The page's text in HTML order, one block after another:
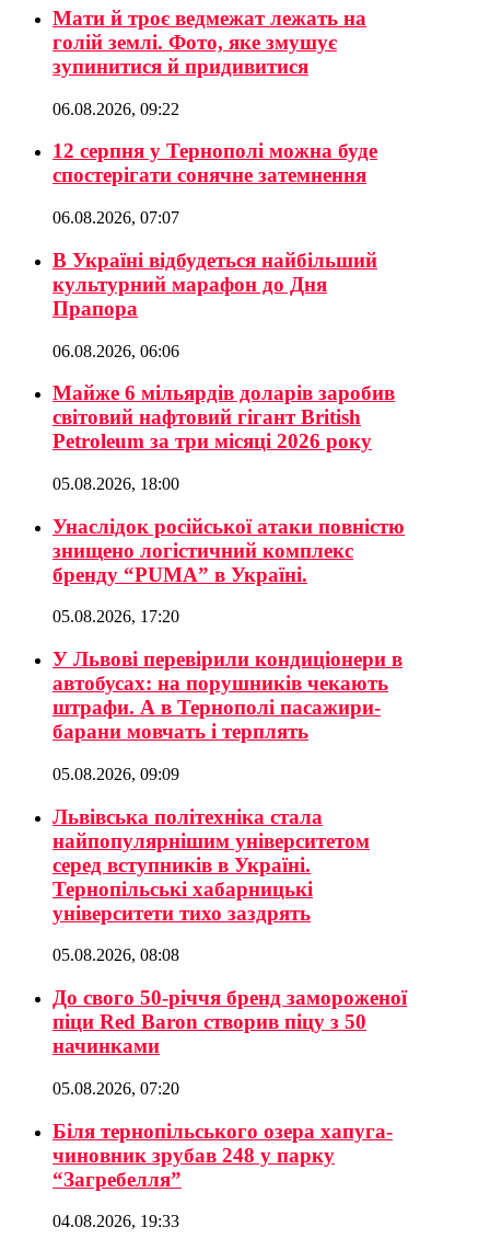
Мати й троє ведмежат лежать на
голій землі. Фото, яке змушує
зупинитися й придивитися
06.08.2026, 09:22
12 серпня у Тернополі можна буде
спостерігати сонячне затемнення
06.08.2026, 07:07
В Україні відбудеться найбільший
культурний марафон до Дня
Прапора
06.08.2026, 06:06
Майже 6 мільярдів доларів заробив
світовий нафтовий гігант British
Petroleum за три місяці 2026 року
05.08.2026, 18:00
Унаслідок російської атаки повністю
знищено логістичний комплекс
бренду “PUMA” в Україні.
05.08.2026, 17:20
У Львові перевірили кондиціонери в
автобусах: на порушників чекають
штрафи. А в Тернополі пасажири-
барани мовчать і терплять
05.08.2026, 09:09
Львівська політехніка стала
найпопулярнішим університетом
серед вступників в Україні.
Тернопільські хабарницькі
університети тихо заздрять
05.08.2026, 08:08
До свого 50-річчя бренд замороженої
піци Red Baron створив піцу з 50
начинками
05.08.2026, 07:20
Біля тернопільського озера хапуга-
чиновник зрубав 248 у парку
“Загребелля”
04.08.2026, 19:33